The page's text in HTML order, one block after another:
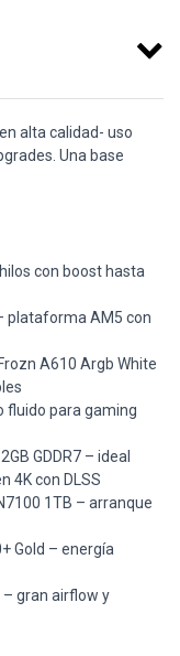
alta calidad- uso
Una base
con boost hasta
plataforma AM5 con
A610 Argb White
fluido para gaming
GDDR7 – ideal
4K con DLSS
1TB – arranque
Gold – energía
– gran airflow y